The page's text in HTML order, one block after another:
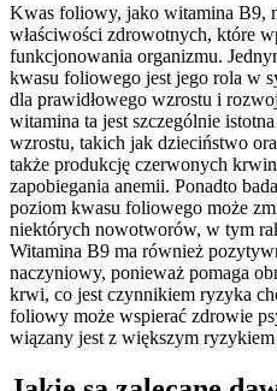
Kwas foliowy, jako witamina B9,
właściwości zdrowotnych, które
funkcjonowania organizmu.
kwasu foliowego jest jego rola w
dla prawidłowego wzrostu i
witamina ta jest szczególnie
wzrostu, takich jak dzieciństwo
także produkcję czerwonych
zapobiegania anemii. Ponadto
poziom kwasu foliowego może
niektórych nowotworów, w tym
Witamina B9 ma również
naczyniowy, ponieważ pomaga
krwi, co jest czynnikiem ryzyka
foliowy może wspierać zdrowie
wiązany jest z większym